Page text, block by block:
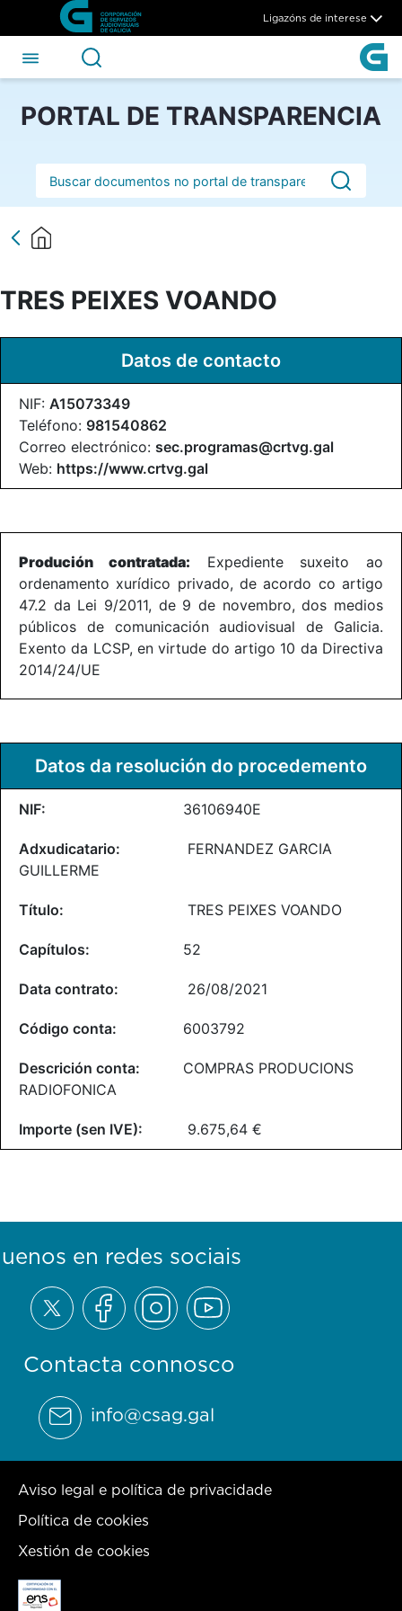
Skip to Main Content
TRES PEIXES VOANDO -
Ligazóns de interese
PORTAL DE TRANSPARENCIA
Barra de busca
TRES PEIXES VOANDO
Datos de contacto
NIF: A15073349
Teléfono: 981540862
Correo electrónico: sec.programas@crtvg.gal
Web: https://www.crtvg.gal
Produción contratada: Expediente suxeito ao
ordenamento xurídico privado, de acordo co artigo
47.2 da Lei 9/2011, de 9 de novembro, dos medios
públicos de comunicación audiovisual de Galicia.
Exento da LCSP, en virtude do artigo 10 da Directiva
2014/24/UE
Datos da resolución do procedemento
36106940E
FERNANDEZ GARCIA
GUILLERME
TRES PEIXES VOANDO
52
26/08/2021
6003792
COMPRAS PRODUCIONS
RADIOFONICA
9.675,64 €
Contacta connosco
info@csag.gal
en redes sociais
Aviso legal e política de privacidade
Política de cookies
Xestión de cookies